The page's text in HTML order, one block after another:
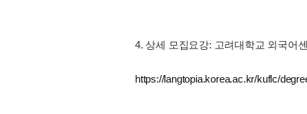
4. 상세 모집요강: 고려대학교 외국어
https://langtopia.korea.ac.kr/kuflc/